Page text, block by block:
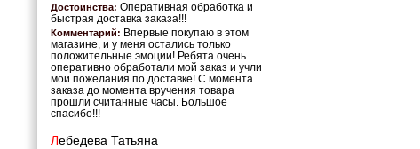
Достоинства: Оперативная обработка и
быстрая доставка заказа!!!
Комментарий: Впервые покупаю в этом
магазине, и у меня остались только
положительные эмоции! Ребята очень
оперативно обработали мой заказ и учли
мои пожелания по доставке! С момента
заказа до момента вручения товара
прошли считанные часы. Большое
спасибо!!!
Лебедева Татьяна